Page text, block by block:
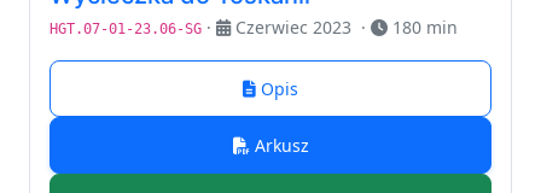
HGT.07-01-23.06-SG · Czerwiec 2023 · 180 min
Opis
Arkusz